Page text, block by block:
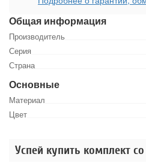
Общая информация
Производитель
Серия
Страна
Основные
Материал
Цвет
Успей купить комплект